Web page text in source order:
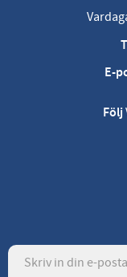
E-
Följ